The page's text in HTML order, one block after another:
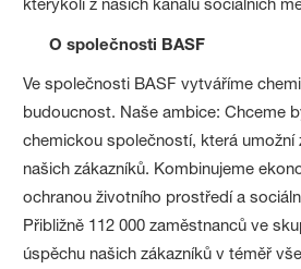
O společnosti BASF
Ve společnosti BASF vytváříme
budoucnost. Naše ambice: Chceme
chemickou společností, která umožní
našich zákazníků. Kombinujeme
ochranou životního prostředí a
Přibližně 112 000 zaměstnanců ve
úspěchu našich zákazníků v téměř